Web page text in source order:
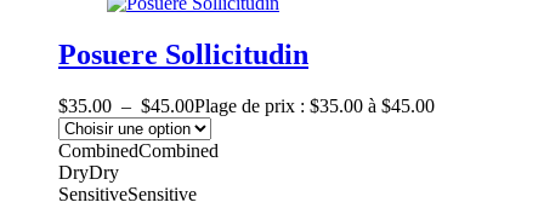
Posuere Sollicitudin
$35.00 – $45.00Plage de prix : $35.00 à $45.00
CombinedCombined
DryDry
SensitiveSensitive